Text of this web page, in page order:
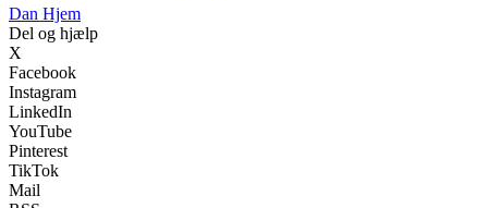
Dan Hjem
Del og hjælp
X
Facebook
Instagram
LinkedIn
YouTube
Pinterest
TikTok
Mail